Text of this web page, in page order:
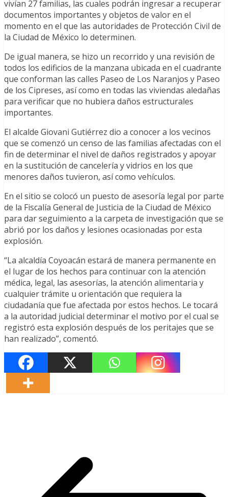
vivían 27 familias, las cuales podrán ingresar a recuperar
documentos importantes y objetos de valor en el
momento en el que las autoridades de Protección Civil de
la Ciudad de México lo determinen.
De igual manera, se hizo un recorrido y una revisión de
todos los edificios de la manzana ubicada en el cuadrante
que conforman las calles Paseo de Los Naranjos y Paseo
de los Cipreses, así como en todas las viviendas aledañas
para verificar que no hubiera daños estructurales
importantes.
El alcalde Giovani Gutiérrez dio a conocer a los vecinos
que se comenzó un censo de las familias afectadas con el
fin de determinar el nivel de daños registrados y apoyar
en la sustitución de cancelería y vidrios en los que
menores daños tuvieron, así como vehículos.
En el sitio se colocó un puesto de asesoría legal por parte
de la Fiscalía General de Justicia de la Ciudad de México
para dar seguimiento a la carpeta de investigación que se
abrió por los daños y lesiones ocasionadas por esta
explosión.
“La alcaldía Coyoacán estará de manera permanente en
el lugar de los hechos para continuar con la atención
médica, legal, las asesorías, la atención alimentaria y
cualquier trámite u orientación que requiera la
ciudadanía que fue afectada por estos hechos. Le tocará
a la autoridad judicial determinar el motivo por el cual se
registró esta explosión después de los peritajes que se
han realizado”, comentó.